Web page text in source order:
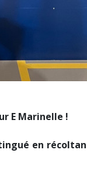
E Marinelle !
en